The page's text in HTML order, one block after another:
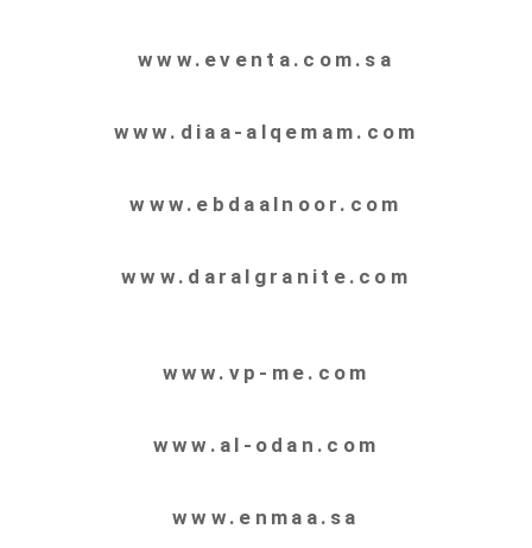
www.eventa.com.sa
www.diaa-alqemam.com
www.ebdaalnoor.com
www.daralgranite.com
www.vp-me.com
www.al-odan.com
www.enmaa.sa